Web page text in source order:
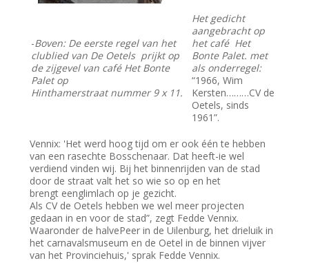
-Boven: De eerste regel van het
clublied van De Oetels prijkt op
de zijgevel van café Het Bonte
Palet op
Hinthamerstraat nummer 9 x 11.
Het gedicht
aangebracht op
het café Het
Bonte Palet. met
als onderregel:
“1966, Wim
Kersten………CV de
Oetels, sinds
1961”.
Vennix: 'Het werd hoog tijd om er ook één te hebben
van een rasechte Bosschenaar. Dat heeft-ie wel
verdiend vinden wij. Bij het binnenrijden van de stad
door de straat valt het so wie so op en het
brengt eenglimlach op je gezicht.
Als CV de Oetels hebben we wel meer projecten
gedaan in en voor de stad”, zegt Fedde Vennix.
Waaronder de halvePeer in de Uilenburg, het drieluik in
het carnavalsmuseum en de Oetel in de binnen vijver
van het Provinciehuis,' sprak Fedde Vennix.